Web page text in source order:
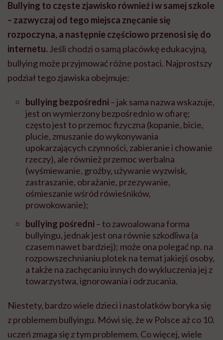
Bullying to częste zjawisko również i w samej szkole
– zazwyczaj od tego miejsca znęcanie się
rozpoczyna, a następnie częściowo przenosi się do
internetu. Jeśli chodzi o samą placówkę edukacyjną,
bullying może przyjmować różne postaci. Najprostszy
podział tego zjawiska obejmuje:
bullying bezpośredni – jak sama nazwa wskazuje,
jest on wymierzony bezpośrednio w ofiarę;
często jest to przemoc fizyczna (kopanie, bicie,
plucie, zmuszanie do wykonywania
upokarzających czynności, zabieranie i chowanie
rzeczy), ale również przemoc werbalna
(wyśmiewanie, groźby, używanie wyzwisk,
zastraszanie, obrażanie, przezywanie,
ośmieszanie wśród rówieśników,
prowokowanie);
bullying pośredni – to zawoalowana forma
bullyingu, jednak jest ona równie szkodliwa (a
czasem nawet bardziej); może ona polegać np. na
rozpowszechnianiu plotek na temat jakiejś osoby,
a także na zachęcaniu innych do wykluczenia jej z
towarzystwa, ignorowania i odrzucania.
Niestety, bardzo wiele dzieci i nastolatków boryka się
z problemem bullyingu. Mówi się, że w Polsce aż co 10.
uczeń zmaga się z tym problemem. Co więcej, wiele